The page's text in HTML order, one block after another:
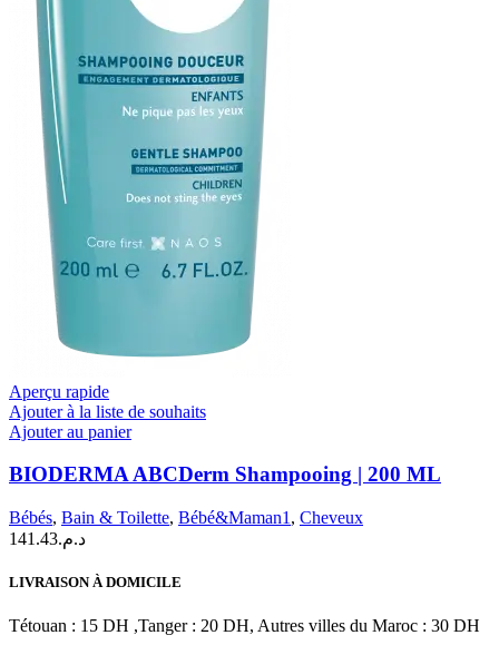
Aperçu rapide
Ajouter à la liste de souhaits
Ajouter au panier
BIODERMA ABCDerm Shampooing | 200 ML
Bébés, Bain & Toilette, Bébé&Maman1 , Cheveux
د.م.141.43
LIVRAISON À DOMICILE
Tétouan : 15 DH ,Tanger : 20 DH, Autres villes du Maroc : 30 DH